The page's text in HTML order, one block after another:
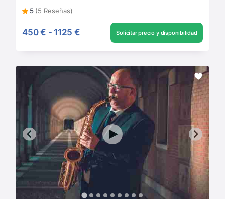
5 (5 Reseñas)
450 € - 1125 € Solicitar precio y disponibilidad